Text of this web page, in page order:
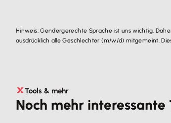
Hinweis: Gendergerechte Sprache ist uns wichtig.
ausdrücklich alle Geschlechter (m/w/d) mitgemeint.
Tools & mehr
Noch mehr interessante